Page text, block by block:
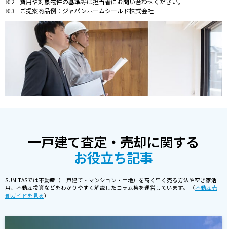
ご提案商品例：ジャパンホームシールド株式会社
一戸建て査定・売却に関する
お役立ち記事
SUMiTASでは不動産（一戸建て・マンション・土地）を高く早く売る方法や空き家活
用、不動産投資などをわかりやすく解説したコラム集を運営しています。 （不動産売
却ガイドを見る）